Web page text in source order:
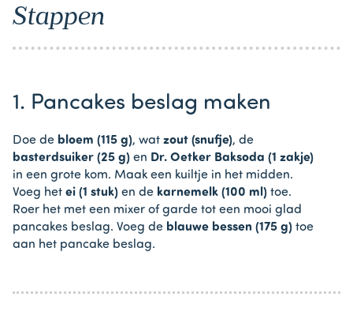
Stappen
1. Pancakes beslag maken
Doe de bloem (115 g), wat zout (snufje), de
basterdsuiker (25 g) en Dr. Oetker Baksoda (1 zakje)
in een grote kom. Maak een kuiltje in het midden.
Voeg het ei (1 stuk) en de karnemelk (100 ml) toe.
Roer het met een mixer of garde tot een mooi glad
pancakes beslag. Voeg de blauwe bessen (175 g) toe
aan het pancake beslag.